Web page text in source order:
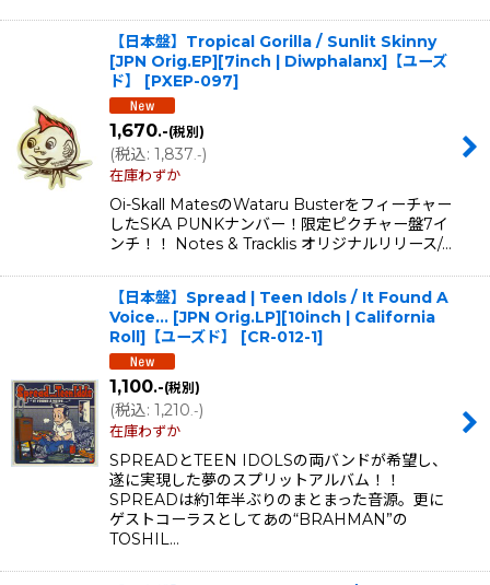
【日本盤】Tropical Gorilla / Sunlit Skinny
[JPN Orig.EP][7inch | Diwphalanx]【ユーズ
ド】
[PXEP-097]
1,670.-(税別)
(税込: 1,837 .-)
在庫わずか
Oi-Skall MatesのWataru Busterをフィーチャー
したSKA PUNKナンバー！限定ピクチャー盤7イ
ンチ！！ Notes & Tracklis オリジナルリリース/…
【日本盤】Spread | Teen Idols ‎/ It Found A
Voice... [JPN Orig.LP][10inch | California
Roll]【ユーズド】
[CR-012-1]
1,100.-(税別)
(税込: 1,210 .-)
在庫わずか
SPREADとTEEN IDOLSの両バンドが希望し、
遂に実現した夢のスプリットアルバム！！
SPREADは約1年半ぶりのまとまった音源。更に
ゲストコーラスとしてあの“BRAHMAN”の
TOSHIL…